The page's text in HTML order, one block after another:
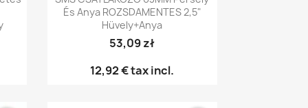
És Anya ROZSDAMENTES 2,5"
Hüvely+anya
53,09 zł
12,92 €tax incl.